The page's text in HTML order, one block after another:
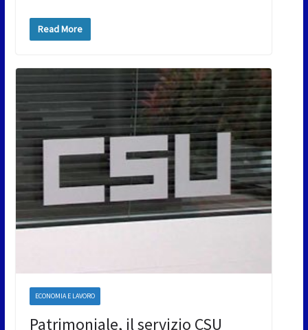
Read More
ECONOMIA E LAVORO
Patrimoniale, il servizio CSU